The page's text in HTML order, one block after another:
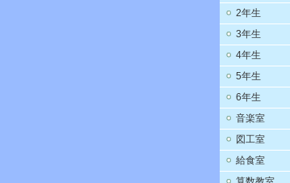
2年生
3年生
4年生
5年生
6年生
音楽室
図工室
給食室